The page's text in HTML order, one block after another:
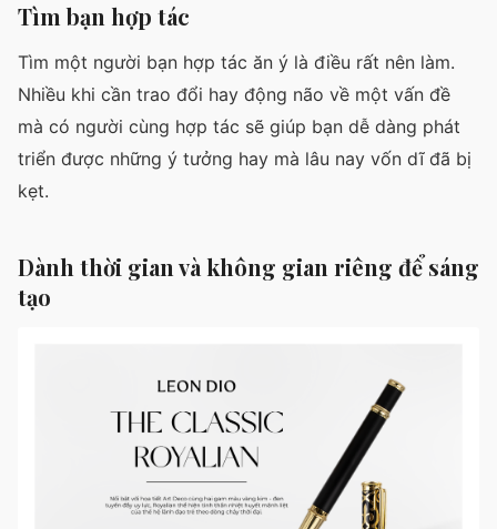
Tìm bạn hợp tác
Tìm một người bạn hợp tác ăn ý là điều rất nên làm.
Nhiều khi cần trao đổi hay động não về một vấn đề
mà có người cùng hợp tác sẽ giúp bạn dễ dàng phát
triển được những ý tưởng hay mà lâu nay vốn dĩ đã bị
kẹt.
Dành thời gian và không gian riêng để sáng
tạo